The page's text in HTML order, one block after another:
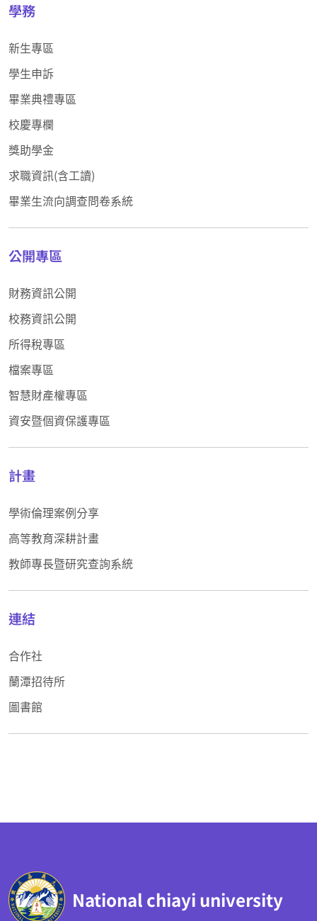
學務
新生專區
學生申訴
畢業典禮專區
校慶專欄
獎助學金
求職資訊(含工讀)
畢業生流向調查問卷系統
公開專區
財務資訊公開
校務資訊公開
所得稅專區
檔案專區
智慧財產權專區
資安暨個資保護專區
計畫
學術倫理案例分享
高等教育深耕計畫
教師專長暨研究查詢系統
連結
合作社
蘭潭招待所
圖書館
National chiayi university